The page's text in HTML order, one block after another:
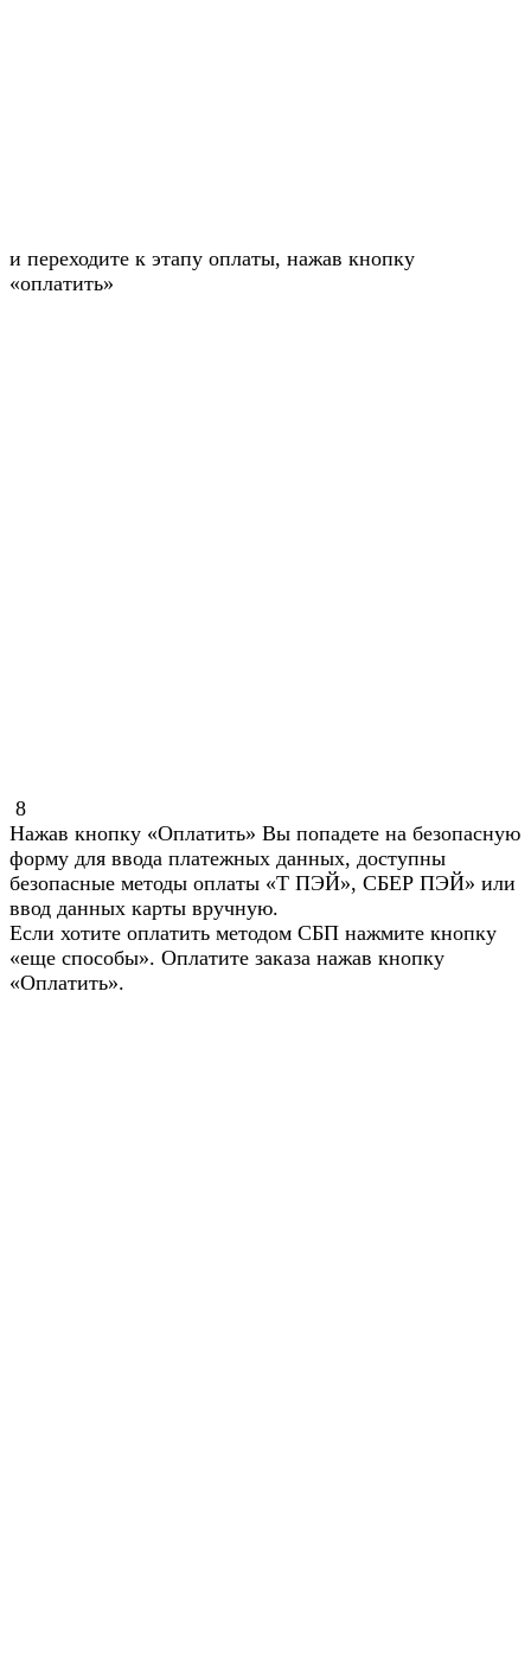
и переходите к этапу оплаты, нажав кнопку
«оплатить»
8
Нажав кнопку «Оплатить» Вы попадете на безопасную
форму для ввода платежных данных, доступны
безопасные методы оплаты «Т ПЭЙ», СБЕР ПЭЙ» или
ввод данных карты вручную.
Если хотите оплатить методом СБП нажмите кнопку
«еще способы». Оплатите заказа нажав кнопку
«Оплатить».